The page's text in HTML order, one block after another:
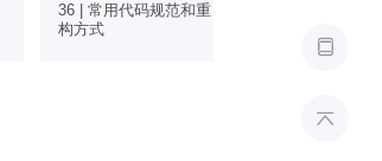


36 | 常用代码规范和重
构方式